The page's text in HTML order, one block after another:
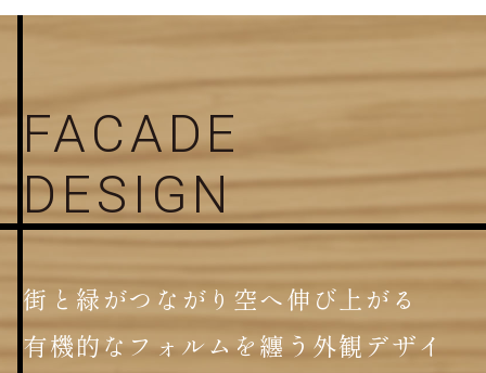
FACADE
DESIGN
街と緑がつながり空へ伸び上がる
有機的なフォルムを纏う外観デザイ